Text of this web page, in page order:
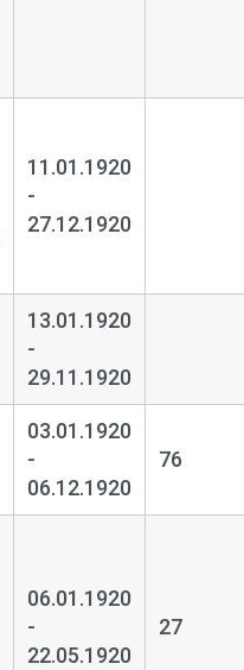
11.01.1920
-
27.12.1920
13.01.1920
-
29.11.1920
03.01.1920
-
06.12.1920
76
06.01.1920
-
22.05.1920
27